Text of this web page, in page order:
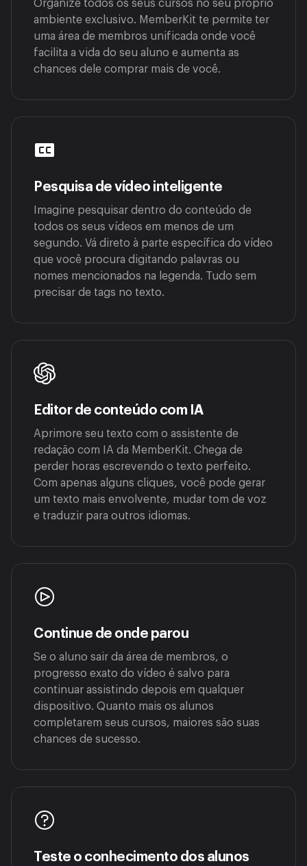
Organize todos os seus cursos no seu próprio
ambiente exclusivo. MemberKit te permite ter
uma área de membros unificada onde você
facilita a vida do seu aluno e aumenta as
chances dele comprar mais de você.
Pesquisa de vídeo inteligente
Imagine pesquisar dentro do conteúdo de
todos os seus vídeos em menos de um
segundo. Vá direto à parte específica do vídeo
que você procura digitando palavras ou
nomes mencionados na legenda. Tudo sem
precisar de tags no texto.
Editor de conteúdo com IA
Aprimore seu texto com o assistente de
redação com IA da MemberKit. Chega de
perder horas escrevendo o texto perfeito.
Com apenas alguns cliques, você pode gerar
um texto mais envolvente, mudar tom de voz
e traduzir para outros idiomas.
Continue de onde parou
Se o aluno sair da área de membros, o
progresso exato do vídeo é salvo para
continuar assistindo depois em qualquer
dispositivo. Quanto mais os alunos
completarem seus cursos, maiores são suas
chances de sucesso.
Teste o conhecimento dos alunos